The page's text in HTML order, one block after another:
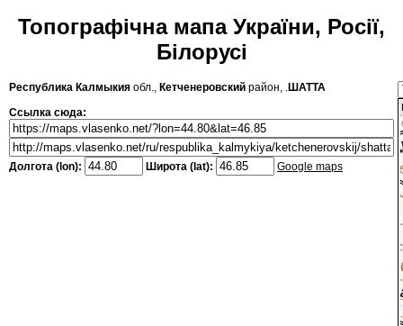
Топографічна мапа України, Росії,
Білорусі
Республика Калмыкия обл., Кетченеровский район, .ШАТТА
Ссылка сюда:
Долгота (lon): Широта (lat): Google maps